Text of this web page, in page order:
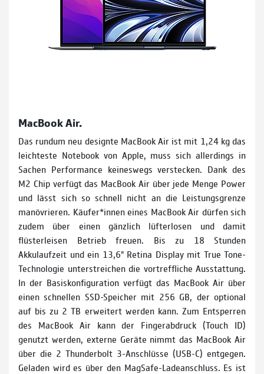
MacBook Air.
Das rundum neu designte MacBook Air ist mit 1,24 kg das
leichteste Notebook von Apple, muss sich allerdings in
Sachen Performance keineswegs verstecken. Dank des
M2 Chip verfügt das MacBook Air über jede Menge Power
und lässt sich so schnell nicht an die Leis­tungsgrenze
manövrieren. Käufer*innen eines MacBook Air dürfen sich
zudem über einen gänzlich lüfterlosen und damit
flüsterleisen Betrieb freuen. Bis zu 18 Stunden
Akkulaufzeit und ein 13,6" Retina­ Display mit True Tone-
Technologie unterstreichen die vortreffliche Ausstattung.
In der Basiskonfiguration verfügt das MacBook Air über
einen schnellen SSD­-Speicher mit 256 GB, der optional
auf bis zu 2 TB erweitert werden kann. Zum Entsperren
des MacBook Air kann der Fingerabdruck (Touch ID)
genutzt werden, externe Geräte nimmt das MacBook Air
über die 2 Thunderbolt 3­-Anschlüsse (USB­-C) entgegen.
Geladen wird es über den MagSafe-Ladeanschluss. Es ist